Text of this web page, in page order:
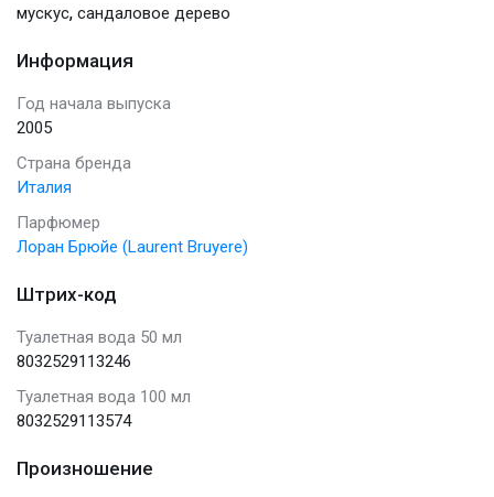
мускус, сандаловое дерево
Информация
Год начала выпуска
2005
Страна бренда
Италия
Парфюмер
Лоран Брюйе (Laurent Bruyere)
Штрих-код
Туалетная вода 50 мл
8032529113246
Туалетная вода 100 мл
8032529113574
Произношение